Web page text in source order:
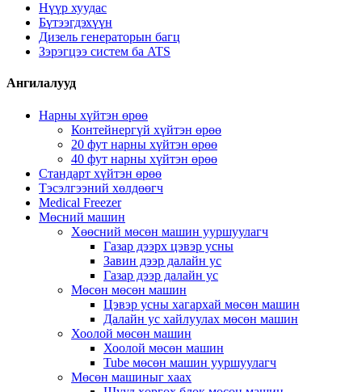
Нүүр хуудас
Бүтээгдэхүүн
Дизель генераторын багц
Зэрэгцээ систем ба ATS
Ангилалууд
Нарны хүйтэн өрөө
Контейнергүй хүйтэн өрөө
20 фут нарны хүйтэн өрөө
40 фут нарны хүйтэн өрөө
Стандарт хүйтэн өрөө
Тэсэлгээний хөлдөөгч
Medical Freezer
Мөсний машин
Хөөсний мөсөн машин ууршуулагч
Газар дээрх цэвэр усны
Завин дээр далайн ус
Газар дээр далайн ус
Мөсөн мөсөн машин
Цэвэр усны хагархай мөсөн машин
Далайн ус хайлуулах мөсөн машин
Хоолой мөсөн машин
Хоолой мөсөн машин
Tube мөсөн машин ууршуулагч
Мөсөн машиныг хаах